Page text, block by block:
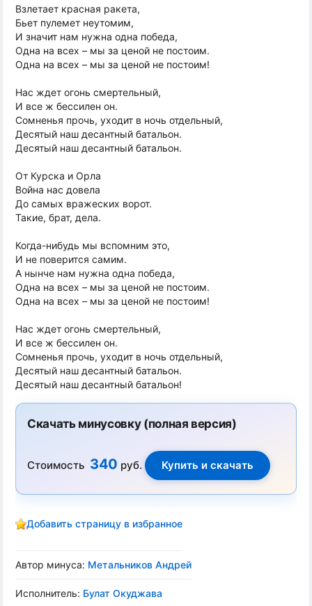
Взлетает красная ракета,
Бьет пулемет неутомим,
И значит нам нужна одна победа,
Одна на всех – мы за ценой не постоим.
Одна на всех – мы за ценой не постоим!
Нас ждет огонь смертельный,
И все ж бессилен он.
Сомненья прочь, уходит в ночь отдельный,
Десятый наш десантный батальон.
Десятый наш десантный батальон.
От Курска и Орла
Война нас довела
До самых вражеских ворот.
Такие, брат, дела.
Когда-нибудь мы вспомним это,
И не поверится самим.
А нынче нам нужна одна победа,
Одна на всех – мы за ценой не постоим.
Одна на всех – мы за ценой не постоим!
Нас ждет огонь смертельный,
И все ж бессилен он.
Сомненья прочь, уходит в ночь отдельный,
Десятый наш десантный батальон.
Десятый наш десантный батальон!
Скачать минусовку (полная версия)
Стоимость 340 руб.
Добавить страницу в избранное
Автор минуса: Метальников Андрей
Исполнитель: Булат Окуджава